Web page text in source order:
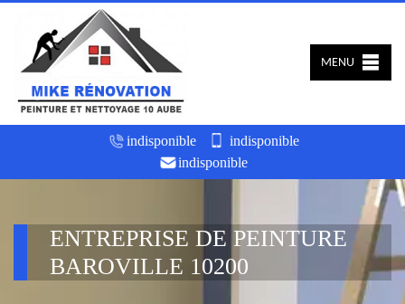
indisponible
indisponible
indisponible
MENU
ENTREPRISE DE PEINTURE
BAROVILLE 10200